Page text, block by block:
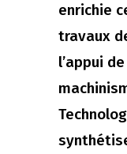
enrichie
travaux
l’appui